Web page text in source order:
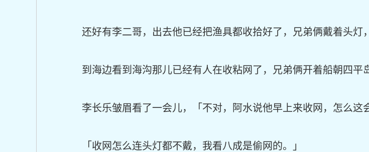
还好有李二哥，出去他已经把渔具都收拾好了，兄弟俩戴着头灯
到海边看到海沟那儿已经有人在收粘网了，兄弟俩开着船朝四平
李长乐皱眉看了一会儿，「不对，阿水说他早上来收网，怎么这
「收网怎么连头灯都不戴，我看八成是偷网的。」